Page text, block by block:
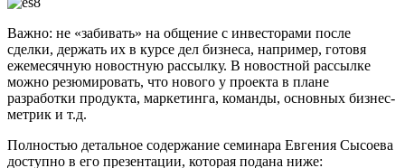
Важно: не «забивать» на общение с инвесторами после
сделки, держать их в курсе дел бизнеса, например, готовя
ежемесячную новостную рассылку. В новостной рассылке
можно резюмировать, что нового у проекта в плане
разработки продукта, маркетинга, команды, основных бизнес-
метрик и т.д.
Полностью детальное содержание семинара Евгения Сысоева
доступно в его презентации, которая подана ниже: